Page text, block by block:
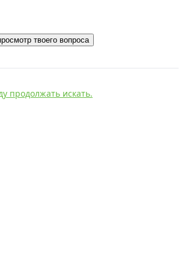
твоего вопроса
продолжать искать.